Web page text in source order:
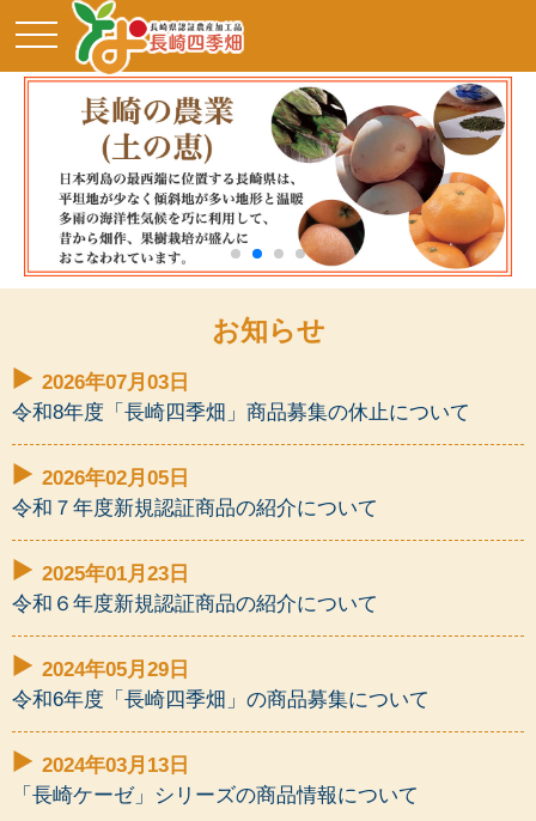
toggle
navigation
お知らせ
2026年07月03日
令和8年度「長崎四季畑」商品募集の休止について
2026年02月05日
令和７年度新規認証商品の紹介について
2025年01月23日
令和６年度新規認証商品の紹介について
2024年05月29日
令和6年度「長崎四季畑」の商品募集について
2024年03月13日
「長崎ケーゼ」シリーズの商品情報について